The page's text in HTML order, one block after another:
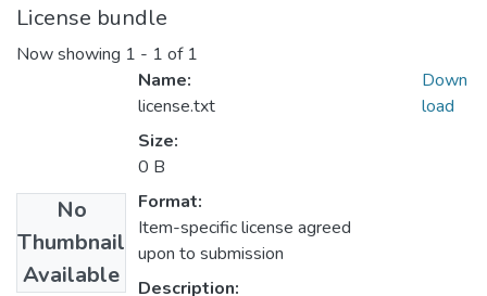
License bundle
Now showing 1 - 1 of 1
No
Thumbnail
Available
Name:
license.txt
Size:
0 B
Format:
Item-specific license agreed
upon to submission
Description:
Down
load